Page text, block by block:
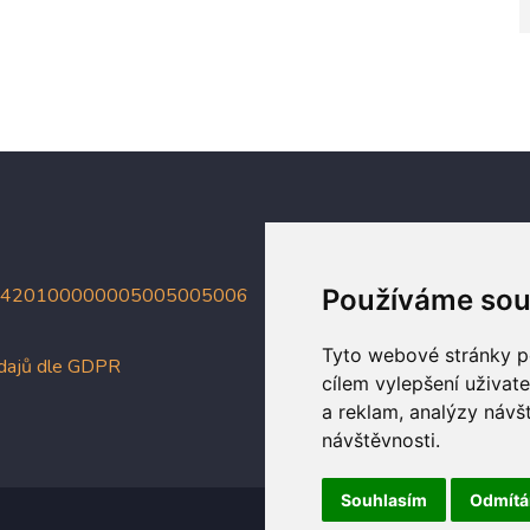
Používáme
Tyto webové stránky
cílem vylepšení
a reklam, analýzy
návštěvnosti.
Souhlasím
dle GDPR